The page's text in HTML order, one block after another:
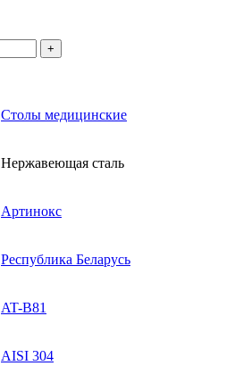
Столы медицинские
Нержавеющая сталь
Артинокс
Республика Беларусь
AT-B81
AISI 304